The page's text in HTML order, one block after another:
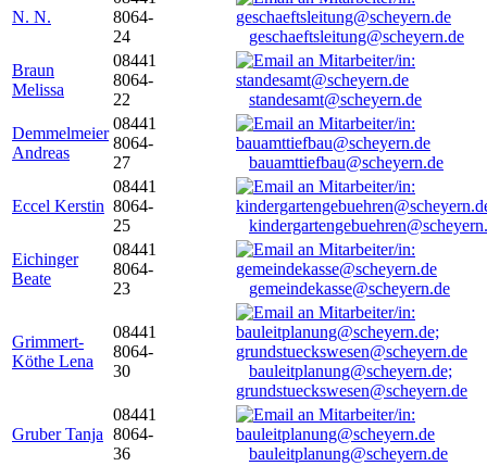
N. N.
8064-
24
geschaeftsleitung@scheyern.de
Braun
Melissa
08441
8064-
22
standesamt@scheyern.de
Demmelmeier
Andreas
08441
8064-
27
bauamttiefbau@scheyern.de
Eccel Kerstin
08441
8064-
25
Eichinger
Beate
08441
8064-
23
gemeindekasse@scheyern.de
Grimmert-
Köthe Lena
08441
8064-
30
bauleitplanung@scheyern.de;
grundstueckswesen@scheyern.de
Gruber Tanja
08441
8064-
36
bauleitplanung@scheyern.de